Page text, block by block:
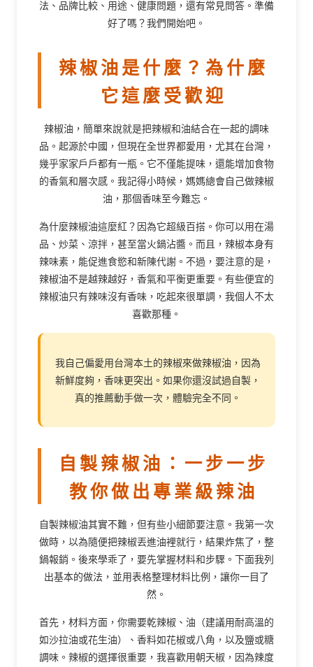
法、品牌比較、用途、健康問題，還有常見問答。準備
好了嗎？我們開始吧。
辣椒油是什麼？為什麼
它這麼受歡迎
辣椒油，簡單來說就是把辣椒和油結合在一起的調味
品。起源於中國，但現在全世界都愛用，尤其在台灣，
幾乎家家戶戶都有一瓶。它不僅能提味，還能增加食物
的香氣和層次感。我記得小時候，媽媽總會自己做辣椒
油，那個香味至今難忘。
為什麼辣椒油這麼紅？因為它超級百搭。你可以用在湯
品、炒菜、涼拌，甚至當火鍋沾醬。而且，辣椒本身有
辣味素，能促進食慾和新陳代謝。不過，要注意的是，
辣椒油不是越辣越好，香氣和平衡更重要。有些便宜的
辣椒油只有辣味沒有香味，吃起來很單調，我個人不太
喜歡那種。
我自己偏愛用台灣本土的辣椒來做辣椒油，因為
新鮮度夠，香味更突出。如果你還沒試過自製，
真的推薦動手做一次，體驗完全不同。
自製辣椒油：一步一步
教你做出專業級辣油
自製辣椒油其實不難，但有些小細節要注意。我第一次
做時，以為隨便把辣椒丟進油裡就行，結果炸焦了，整
鍋報銷。後來學乖了，要先掌握材料和步驟。下面我列
出基本的做法，並用表格整理材料比例，讓你一目了
然。
首先，材料方面，你需要乾辣椒、油（建議用耐高溫的
如沙拉油或花生油）、香料如花椒或八角，以及鹽或糖
調味。辣椒的選擇很重要，我喜歡用朝天椒，因為辣度